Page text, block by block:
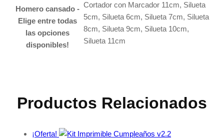
Homero cansado -
Elige entre todas
las opciones
disponibles!
Cortador con Marcador 11cm, Silueta
5cm, Silueta 6cm, Silueta 7cm, Silueta
8cm, Silueta 9cm, Silueta 10cm,
Silueta 11cm
Productos Relacionados
¡Oferta!